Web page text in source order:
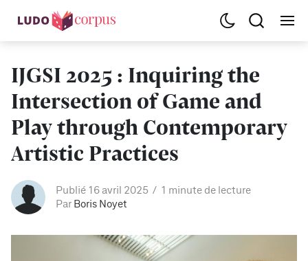
IJGSI 2025 : Inquiring the
Intersection of Game and
Play through Contemporary
Artistic Practices
Publié 16 avril 2025
1 minute de lecture
Par Boris Noyet